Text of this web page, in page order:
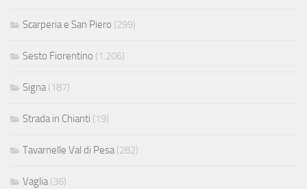
Scarperia e San Piero (299)
Sesto Fiorentino (1.206)
Signa(187)
Strada in Chianti (19)
Tavarnelle Val di Pesa(282)
Vaglia(36)